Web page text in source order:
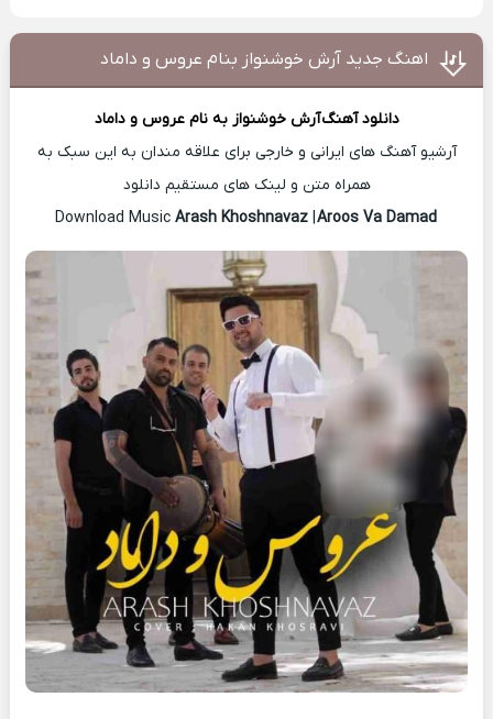
اهنگ جدید آرش خوشنواز بنام عروس و داماد
دانلود آهنگآرش خوشنواز به نام عروس و داماد
آرشیو آهنگ های ایرانی و خارجی برای علاقه مندان به این سبک به
همراه متن و لینک های مستقیم دانلود
Arash Khoshnavaz |Aroos Va Damad